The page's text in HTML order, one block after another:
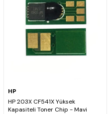
HP
HP 203X CF541X Yüksek
Kapasiteli Toner Chip - Mavi